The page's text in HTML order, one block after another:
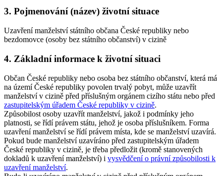
3. Pojmenování (název) životní situace
Uzavření manželství státního občana České republiky nebo
bezdomovce (osoby bez státního občanství) v cizině
4. Základní informace k životní situaci
Občan České republiky nebo osoba bez státního občanství, která má
na území České republiky povolen trvalý pobyt, může uzavřít
manželství v cizině před příslušným orgánem cizího státu nebo před
zastupitelským úřadem České republiky v cizině.
Způsobilost osoby uzavřít manželství, jakož i podmínky jeho
platnosti, se řídí právem státu, jehož je osoba příslušníkem. Forma
uzavření manželství se řídí právem místa, kde se manželství uzavírá.
Pokud bude manželství uzavíráno před zastupitelským úřadem
České republiky v cizině, je třeba předložit (kromě stanovených
dokladů k uzavření manželství) i vysvědčení o právní způsobilosti k
uzavření manželství.